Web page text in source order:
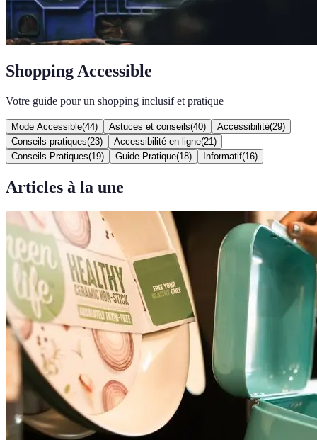
Shopping Accessible
Votre guide pour un shopping inclusif et pratique
Mode Accessible(44) Astuces et conseils(40) Accessibilité(29)
Conseils pratiques(23) Accessibilité en ligne(21 )
Conseils Pratiques(19) Guide Pratique(18) Informatif(16)
Articles à la une